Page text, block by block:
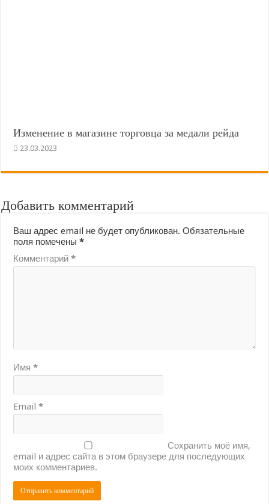
Изменение в магазине торговца за медали рейда
23.03.2023
Добавить комментарий
Ваш адрес email не будет опубликован. Обязательные
поля помечены*
Комментарий*
Имя*
Email*
Сохранить моё имя,
email и адрес сайта в этом браузере для последующих
моих комментариев.